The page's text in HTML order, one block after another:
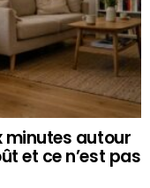
minutes autour
et ce n’est pas